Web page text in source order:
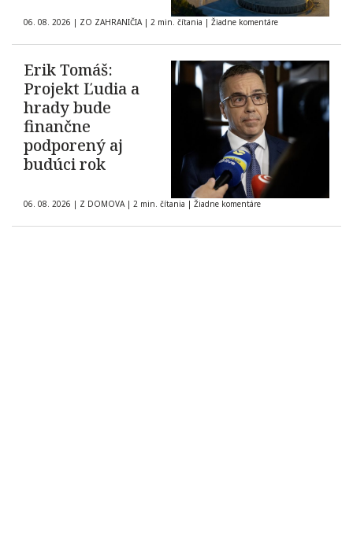
06. 08. 2026 | ZO ZAHRANIČIA | 2 min. čítania | Žiadne komentáre
Erik Tomáš:
Projekt Ľudia a
hrady bude
finančne
podporený aj
budúci rok
06. 08. 2026 | Z DOMOVA | 2 min. čítania | Žiadne komentáre